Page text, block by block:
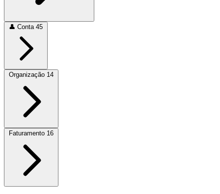
👤 Conta 45
Organização 14
Faturamento 16